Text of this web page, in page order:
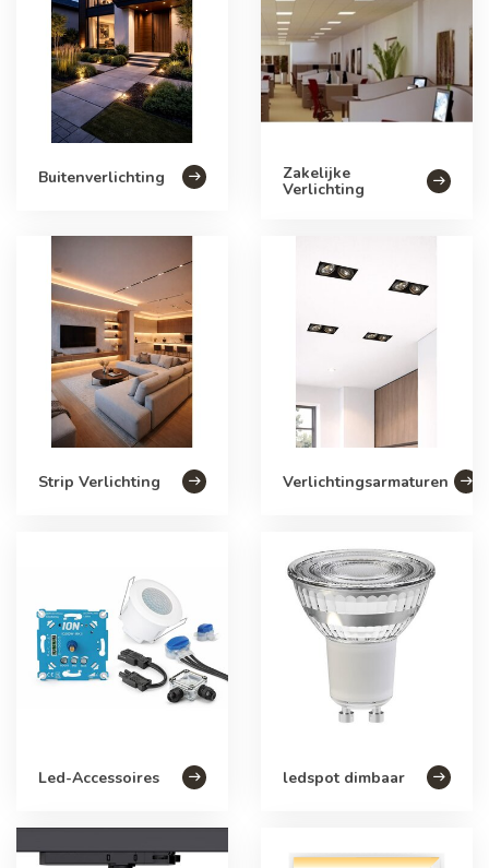
Buitenverlichting Zakelijke
Verlichting
Strip Verlichting Verlichtingsarmaturen
Led-Accessoires ledspot dimbaar